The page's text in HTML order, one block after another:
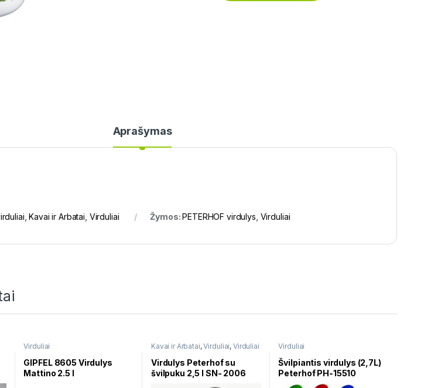
Aprašymas
,Kavai ir Arbatai Virduliai Žymos:PETERHOF virdulys Virduliai
Virduliai
GIPFEL 8605 Virdulys
Mattino 2.5 l
Kavai ir Arbatai,Virduliai, Virduliai
Virdulys Peterhof su
švilpuku 2,5 l SN- 2006
Virduliai
Švilpiantis virdulys (2,7L)
Peterhof PH-15510